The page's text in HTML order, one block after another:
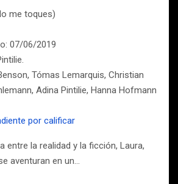
07/06/2019
Tómas Lemarquis, Christian
Adina Pintilie, Hanna Hofmann
por calificar
entre la realidad y la ficción, Laura,
aventuran en un…